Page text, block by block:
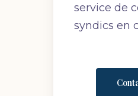
service de
syndics en